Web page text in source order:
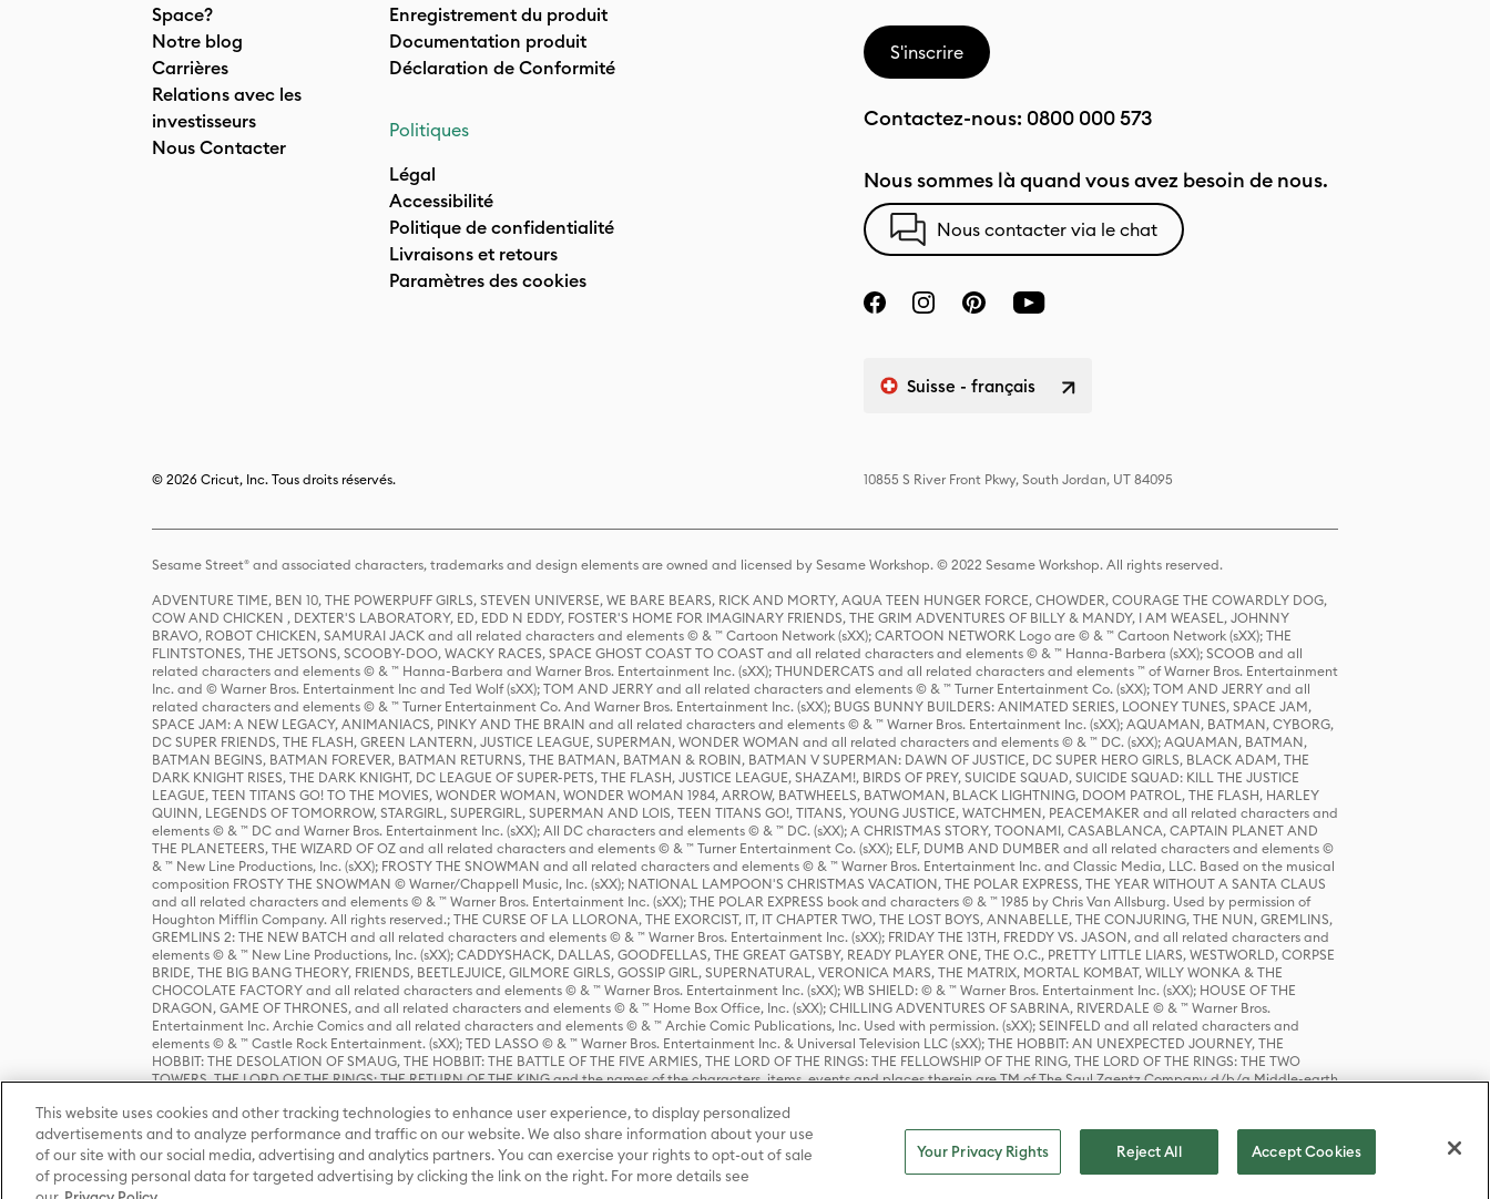
Space?
Notre blog
Carrières
Relations avec les
investisseurs
Nous Contacter
Enregistrement du produit
Documentation produit
Déclaration de Conformité
Politiques
Légal
Accessibilité
Politique de confidentialité
Livraisons et retours
Paramètres des cookies
S'inscrire
Contactez-nous: 0800 000 573
Nous sommes là quand vous avez besoin de nous.
Nous contacter via le chat
Suisse - français
© 2026 Cricut, Inc. Tous droits réservés. 10855 S River Front Pkwy, South Jordan, UT 84095
Sesame Street® and associated characters, trademarks and design elements are owned and licensed by Sesame Workshop. © 2022 Sesame Workshop. All rights reserved.
ADVENTURE TIME, BEN 10, THE POWERPUFF GIRLS, STEVEN UNIVERSE, WE BARE BEARS, RICK AND MORTY, AQUA TEEN HUNGER FORCE, CHOWDER, COURAGE THE COWARDLY DOG,
COW AND CHICKEN , DEXTER'S LABORATORY, ED, EDD N EDDY, FOSTER'S HOME FOR IMAGINARY FRIENDS, THE GRIM ADVENTURES OF BILLY & MANDY, I AM WEASEL, JOHNNY
BRAVO, ROBOT CHICKEN, SAMURAI JACK and all related characters and elements © & ™ Cartoon Network (sXX); CARTOON NETWORK Logo are © & ™ Cartoon Network (sXX); THE
FLINTSTONES, THE JETSONS, SCOOBY-DOO, WACKY RACES, SPACE GHOST COAST TO COAST and all related characters and elements © & ™ Hanna-Barbera (sXX); SCOOB and all
related characters and elements © & ™ Hanna-Barbera and Warner Bros. Entertainment Inc. (sXX); THUNDERCATS and all related characters and elements ™ of Warner Bros. Entertainment
Inc. and © Warner Bros. Entertainment Inc and Ted Wolf (sXX); TOM AND JERRY and all related characters and elements © & ™ Turner Entertainment Co. (sXX); TOM AND JERRY and all
related characters and elements © & ™ Turner Entertainment Co. And Warner Bros. Entertainment Inc. (sXX); BUGS BUNNY BUILDERS: ANIMATED SERIES, LOONEY TUNES, SPACE JAM,
SPACE JAM: A NEW LEGACY, ANIMANIACS, PINKY AND THE BRAIN and all related characters and elements © & ™ Warner Bros. Entertainment Inc. (sXX); AQUAMAN, BATMAN, CYBORG,
DC SUPER FRIENDS, THE FLASH, GREEN LANTERN, JUSTICE LEAGUE, SUPERMAN, WONDER WOMAN and all related characters and elements © & ™ DC. (sXX); AQUAMAN, BATMAN,
BATMAN BEGINS, BATMAN FOREVER, BATMAN RETURNS, THE BATMAN, BATMAN & ROBIN, BATMAN V SUPERMAN: DAWN OF JUSTICE, DC SUPER HERO GIRLS, BLACK ADAM, THE
DARK KNIGHT RISES, THE DARK KNIGHT, DC LEAGUE OF SUPER-PETS, THE FLASH, JUSTICE LEAGUE, SHAZAM!, BIRDS OF PREY, SUICIDE SQUAD, SUICIDE SQUAD: KILL THE JUSTICE
LEAGUE, TEEN TITANS GO! TO THE MOVIES, WONDER WOMAN, WONDER WOMAN 1984, ARROW, BATWHEELS, BATWOMAN, BLACK LIGHTNING, DOOM PATROL, THE FLASH, HARLEY
QUINN, LEGENDS OF TOMORROW, STARGIRL, SUPERGIRL, SUPERMAN AND LOIS, TEEN TITANS GO!, TITANS, YOUNG JUSTICE, WATCHMEN, PEACEMAKER and all related characters and
elements © & ™ DC and Warner Bros. Entertainment Inc. (sXX); All DC characters and elements © & ™ DC. (sXX); A CHRISTMAS STORY, TOONAMI, CASABLANCA, CAPTAIN PLANET AND
THE PLANETEERS, THE WIZARD OF OZ and all related characters and elements © & ™ Turner Entertainment Co. (sXX); ELF, DUMB AND DUMBER and all related characters and elements ©
& ™ New Line Productions, Inc. (sXX); FROSTY THE SNOWMAN and all related characters and elements © & ™ Warner Bros. Entertainment Inc. and Classic Media, LLC. Based on the musical
composition FROSTY THE SNOWMAN © Warner/Chappell Music, Inc. (sXX); NATIONAL LAMPOON'S CHRISTMAS VACATION, THE POLAR EXPRESS, THE YEAR WITHOUT A SANTA CLAUS
and all related characters and elements © & ™ Warner Bros. Entertainment Inc. (sXX); THE POLAR EXPRESS book and characters © & ™ 1985 by Chris Van Allsburg. Used by permission of
Houghton Mifflin Company. All rights reserved.; THE CURSE OF LA LLORONA, THE EXORCIST, IT, IT CHAPTER TWO, THE LOST BOYS, ANNABELLE, THE CONJURING, THE NUN, GREMLINS,
GREMLINS 2: THE NEW BATCH and all related characters and elements © & ™ Warner Bros. Entertainment Inc. (sXX); FRIDAY THE 13TH, FREDDY VS. JASON, and all related characters and
elements © & ™ New Line Productions, Inc. (sXX); CADDYSHACK, DALLAS, GOODFELLAS, THE GREAT GATSBY, READY PLAYER ONE, THE O.C., PRETTY LITTLE LIARS, WESTWORLD, CORPSE
BRIDE, THE BIG BANG THEORY, FRIENDS, BEETLEJUICE, GILMORE GIRLS, GOSSIP GIRL, SUPERNATURAL, VERONICA MARS, THE MATRIX, MORTAL KOMBAT, WILLY WONKA & THE
CHOCOLATE FACTORY and all related characters and elements © & ™ Warner Bros. Entertainment Inc. (sXX); WB SHIELD: © & ™ Warner Bros. Entertainment Inc. (sXX); HOUSE OF THE
DRAGON, GAME OF THRONES, and all related characters and elements © & ™ Home Box Office, Inc. (sXX); CHILLING ADVENTURES OF SABRINA, RIVERDALE © & ™ Warner Bros.
Entertainment Inc. Archie Comics and all related characters and elements © & ™ Archie Comic Publications, Inc. Used with permission. (sXX); SEINFELD and all related characters and
elements © & ™ Castle Rock Entertainment. (sXX); TED LASSO © & ™ Warner Bros. Entertainment Inc. & Universal Television LLC (sXX); THE HOBBIT: AN UNEXPECTED JOURNEY, THE
HOBBIT: THE DESOLATION OF SMAUG, THE HOBBIT: THE BATTLE OF THE FIVE ARMIES, THE LORD OF THE RINGS: THE FELLOWSHIP OF THE RING, THE LORD OF THE RINGS: THE TWO
TOWERS, THE LORD OF THE RINGS: THE RETURN OF THE KING and the names of the characters, items, events and places therein are TM of The Saul Zaentz Company d/b/a Middle-earth
Warner Bros. Entertainment Inc. (sXX); WIZARDING WORLD and all related trademarks, characters, names, and indicia are © & ™ Warner Bros. Entertainment Inc. (sXX); © Warner Bros.
Entertainment Inc. All rights reserved.
This website uses cookies and other tracking technologies to enhance user experience, to display personalized
advertisements and to analyze performance and traffic on our website. We also share information about your use
of our site with our social media, advertising and analytics partners. You can exercise your rights to opt-out of sale
of processing personal data for targeted advertising by clicking the link on the right. For more details see
Your Privacy Rights Reject All Accept Cookies